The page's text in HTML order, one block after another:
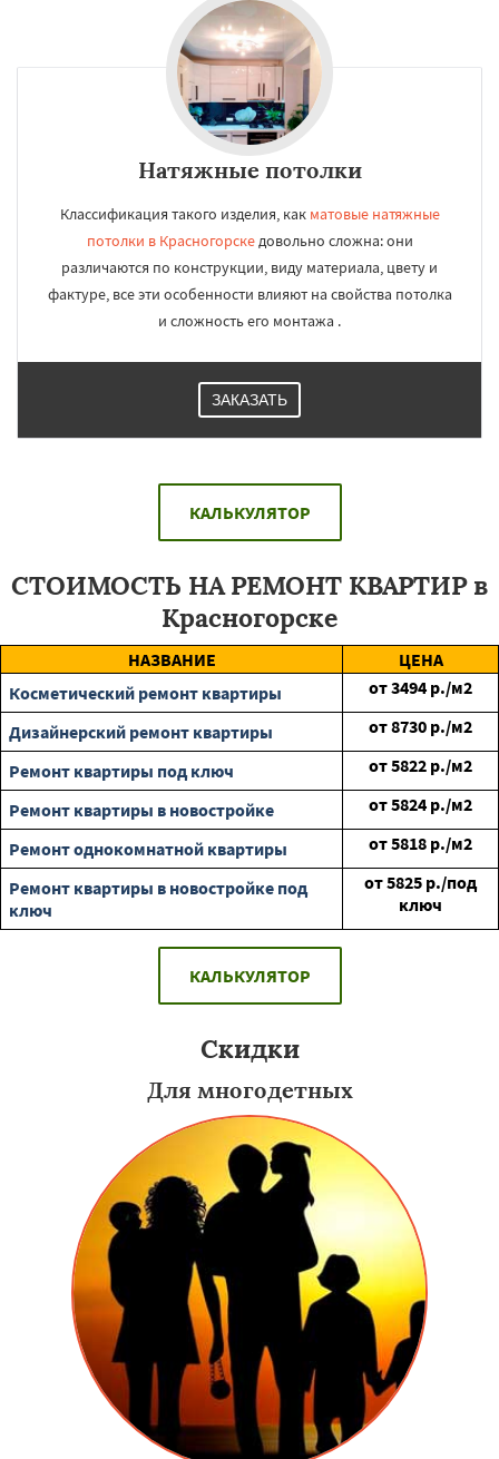
Натяжные потолки
Классификация такого изделия, как матовые натяжные
потолки в Красногорскедовольно сложна: они
различаются по конструкции, виду материала, цвету и
фактуре, все эти особенности влияют на свойства потолка
и сложность его монтажа .
ЗАКАЗАТЬ
КАЛЬКУЛЯТОР
СТОИМОСТЬ НА РЕМОНТ КВАРТИР в
Красногорске
НАЗВАНИЕ
ЦЕНА
Косметический ремонт квартиры
от3494 р./м2
Дизайнерский ремонт квартиры
от8730 р./м2
Ремонт квартиры под ключ
от5822 р./м2
Ремонт квартиры в новостройке
от5824 р./м2
Ремонт однокомнатной квартиры
от5818 р./м2
Ремонт квартиры в новостройке под
ключ
от5825 р./под
ключ
КАЛЬКУЛЯТОР
Скидки
Для многодетных